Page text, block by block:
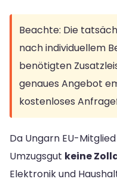
Beachte: Die
nach individuellem
benötigten
genaues Angebot
kostenloses
Da Ungarn EU-
Umzugsgut keine
Elektronik und